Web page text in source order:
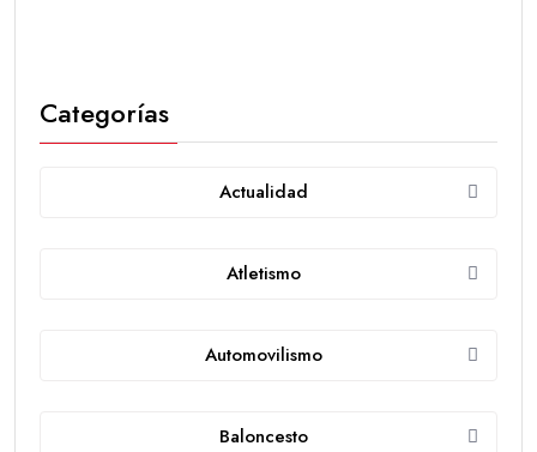
Categorías
Actualidad
Atletismo
Automovilismo
Baloncesto